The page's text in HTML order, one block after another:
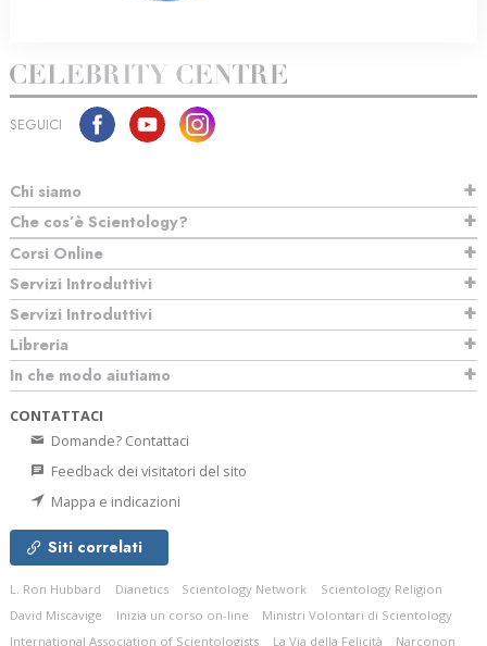
SEGUICI
Chi siamo
Che cos’è Scientology?
Corsi Online
Servizi Introduttivi
Servizi Introduttivi
Libreria
In che modo aiutiamo
CONTATTACI
Domande? Contattaci
Feedback dei visitatori del sito
Mappa e indicazioni
Siti correlati
L. Ron Hubbard Dianetics Scientology Network
Scientology Religion
David Miscavige
Inizia un corso on-line
Ministri Volontari di Scientology
International Association of Scientologists
La Via della Felicità Narconon